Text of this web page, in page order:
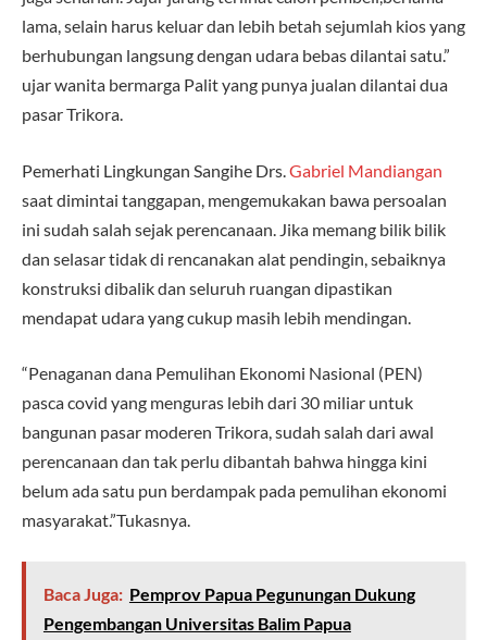
lama, selain harus keluar dan lebih betah sejumlah kios yang
berhubungan langsung dengan udara bebas dilantai satu.”
ujar wanita bermarga Palit yang punya jualan dilantai dua
pasar Trikora.
Pemerhati Lingkungan Sangihe Drs. Gabriel Mandiangan
saat dimintai tanggapan, mengemukakan bawa persoalan
ini sudah salah sejak perencanaan. Jika memang bilik bilik
dan selasar tidak di rencanakan alat pendingin, sebaiknya
konstruksi dibalik dan seluruh ruangan dipastikan
mendapat udara yang cukup masih lebih mendingan.
“Penaganan dana Pemulihan Ekonomi Nasional (PEN)
pasca covid yang menguras lebih dari 30 miliar untuk
bangunan pasar moderen Trikora, sudah salah dari awal
perencanaan dan tak perlu dibantah bahwa hingga kini
belum ada satu pun berdampak pada pemulihan ekonomi
masyarakat.”Tukasnya.
Baca Juga: Pemprov Papua Pegunungan Dukung
Pengembangan Universitas Balim Papua